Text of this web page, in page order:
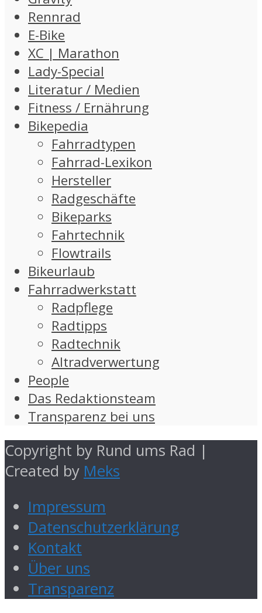
Rennrad
E-Bike
XC | Marathon
Lady-Special
Literatur / Medien
Fitness / Ernährung
Bikepedia
Fahrradtypen
Fahrrad-Lexikon
Hersteller
Radgeschäfte
Bikeparks
Fahrtechnik
Flowtrails
Bikeurlaub
Fahrradwerkstatt
Radpflege
Radtipps
Radtechnik
Altradverwertung
People
Das Redaktionsteam
Transparenz bei uns
Copyright by Rund ums Rad |
Created by Meks
Impressum
Datenschutzerklärung
Kontakt
Über uns
Transparenz